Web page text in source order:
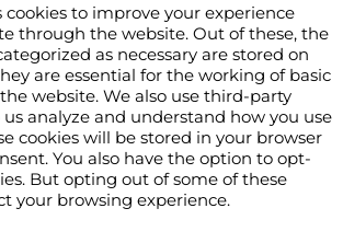
cookies to improve your experience
through the website. Out of these, the
as necessary are stored on
are essential for the working of basic
website. We also use third-party
analyze and understand how you use
cookies will be stored in your browser
You also have the option to opt-
But opting out of some of these
your browsing experience.